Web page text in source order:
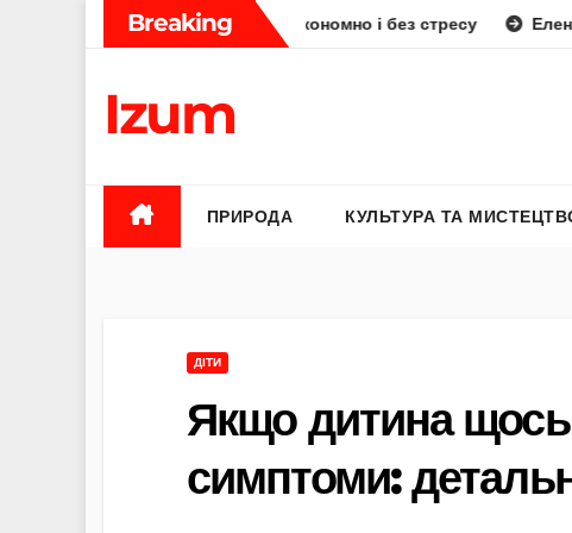
Breaking
як планувати смачно, економно і без стресу Елена Бюнь
Izum
ПРИРОДА КУЛЬТУРА ТА
ДІТИ
Якщо дитина щось
симптоми: